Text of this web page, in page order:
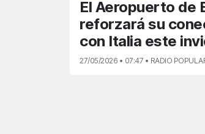
El Aeropuerto de
reforzará su
con Italia este
27/05/2026 • 07:47 • RADIO